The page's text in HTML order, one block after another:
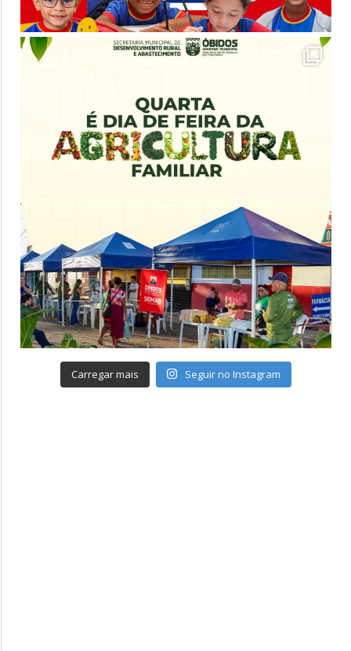
Carregar mais Seguir no Instagram